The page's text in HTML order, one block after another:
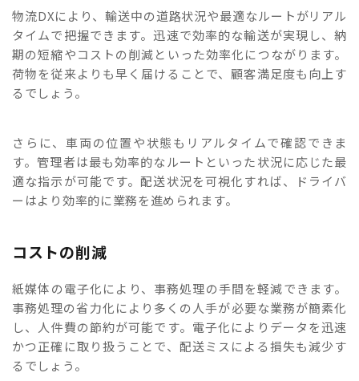
物流DXにより、輸送中の道路状況や最適なルートがリアル
タイムで把握できます。迅速で効率的な輸送が実現し、納
期の短縮やコストの削減といった効率化につながります。
荷物を従来よりも早く届けることで、顧客満足度も向上す
るでしょう。
さらに、車両の位置や状態もリアルタイムで確認できま
す。管理者は最も効率的なルートといった状況に応じた最
適な指示が可能です。配送状況を可視化すれば、ドライバ
ーはより効率的に業務を進められます。
コストの削減
紙媒体の電子化により、事務処理の手間を軽減できます。
事務処理の省力化により多くの人手が必要な業務が簡素化
し、人件費の節約が可能です。電子化によりデータを迅速
かつ正確に取り扱うことで、配送ミスによる損失も減少す
るでしょう。